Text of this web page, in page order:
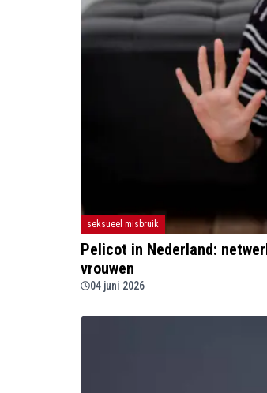
seksueel misbruik
Pelicot in Nederland:
vrouwen
04 juni 2026